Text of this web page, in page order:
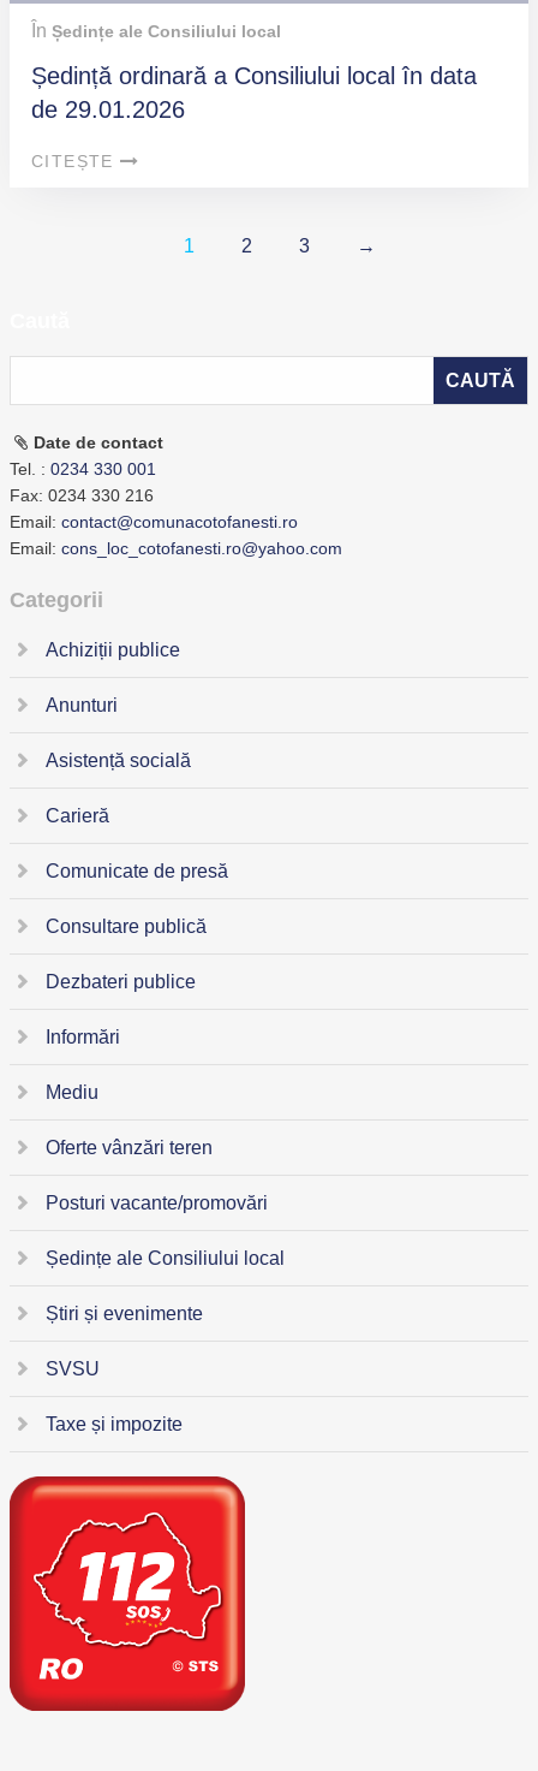
În Ședințe ale Consiliului local
Ședință ordinară a Consiliului local în data
de 29.01.2026
CITEȘTE
1 2 3 →
Date de contact
Tel. : 0234 330 001
Fax: 0234 330 216
Email: contact@comunacotofanesti.ro
Email: cons_loc_cotofanesti.ro@yahoo.com
Categorii
Achiziții publice
Anunturi
Asistență socială
Carieră
Comunicate de presă
Consultare publică
Dezbateri publice
Informări
Mediu
Oferte vânzări teren
Posturi vacante/promovări
Ședințe ale Consiliului local
Știri și evenimente
SVSU
Taxe și impozite